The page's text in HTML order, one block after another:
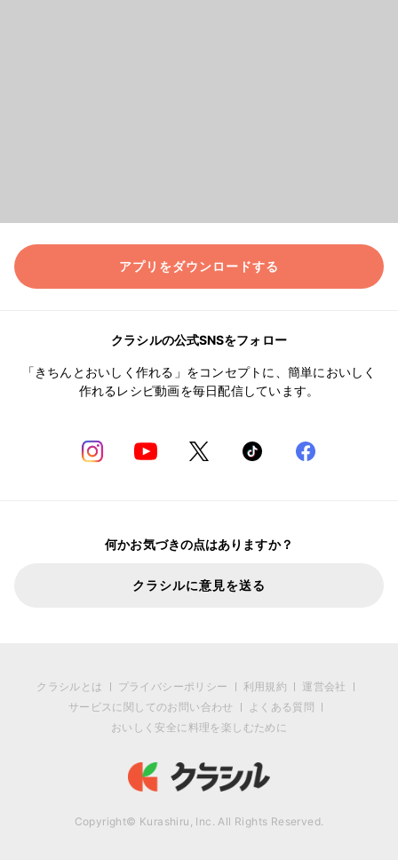
アプリをダウンロードする
クラシルの公式SNSをフォロー
「きちんとおいしく作れる」をコンセプトに、簡単においしく
作れるレシピ動画を毎日配信しています。
何かお気づきの点はありますか？
クラシルに意見を送る
クラシルとは プライバシーポリシー 利用規約
運営会社
サービスに関してのお問い合わせ
よくある質問
おいしく安全に料理を楽しむために
Copyright© Kurashiru, Inc. All Rights Reserved.